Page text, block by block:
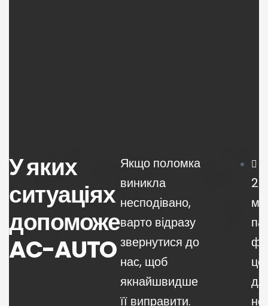
У яких
ситуаціях
допоможе
AC-AUTO
Якщо поломка
виникла
несподівано,
варто відразу
звернутися до
нас, щоб
якнайшвидше
її виправити.